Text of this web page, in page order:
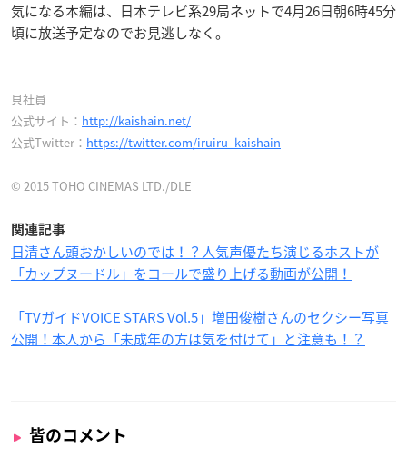
気になる本編は、日本テレビ系29局ネットで4月26日朝6時45分
頃に放送予定なのでお見逃しなく。
貝社員
公式サイト： http://kaishain.net/
公式Twitter： https://twitter.com/iruiru_kaishain
© 2015 TOHO CINEMAS LTD./DLE
関連記事
日清さん頭おかしいのでは！？人気声優たち演じるホストが
「カップヌードル」をコールで盛り上げる動画が公開！
「TVガイドVOICE STARS Vol.5」増田俊樹さんのセクシー写真
公開！本人から「未成年の方は気を付けて」と注意も！？
皆のコメント